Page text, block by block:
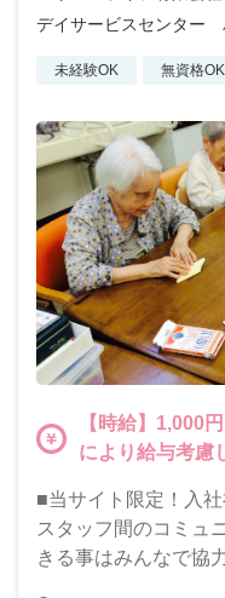
デイサービスセンター
未経験OK 無資格OK
【時給】1,000
により給与考慮
■当サイト限定！入
スタッフ間のコミュ
きる事はみんなで協